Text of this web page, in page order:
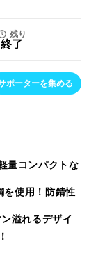
残り
終了
ポーターを集める
量コンパクトな
使用！防錆性
溢れるデザイ